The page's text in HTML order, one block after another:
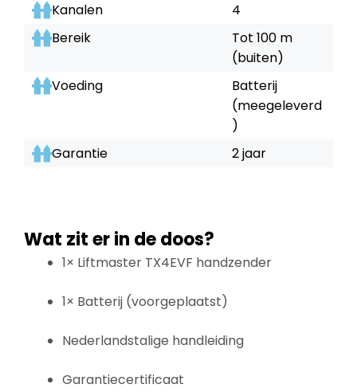
Kanalen
4
Bereik
Tot 100 m
(buiten)
Voeding
Batterij
(meegeleverd
)
Garantie
2 jaar
Wat zit er in de doos?
1× Liftmaster TX4EVF handzender
1× Batterij (voorgeplaatst)
Nederlandstalige handleiding
Garantiecertificaat